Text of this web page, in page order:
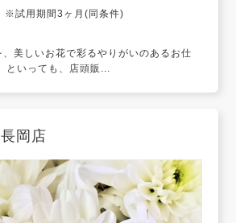
※試用期間3ヶ月(同条件)
美しいお花で彩るやりがいのあるお仕
といっても、店頭販...
岡店